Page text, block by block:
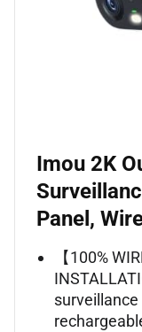
Imou 2K
Panel,
【100%